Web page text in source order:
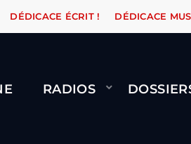
ORANGE ROAD QUI PASSE, ÇA LE FAIT !
DÉDICACE ÉCRIT ! DÉDICACE
RADIOS